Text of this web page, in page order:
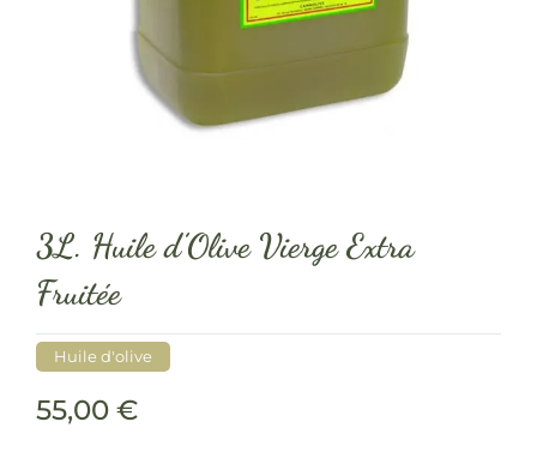
3L. Huile d’Olive Vierge Extra
Fruitée
Huile d'olive
55,00 €